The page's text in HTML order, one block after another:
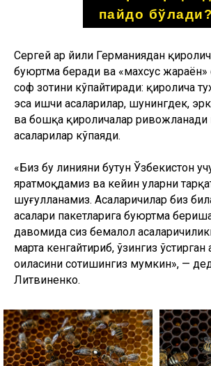
ва бошқа қироличалар ривожланади
асаларилар кўпаяди.
«Биз бу линияни бутун Ўзбекистон
яратмоқдамиз ва кейин уларни
шуғулланамиз. Асаларичилар биз
асалари пакетларига буюртма
давомида сиз бемалол
марта кенгайтириб, ўзингиз ўстирган
оиласини сотишингиз мумкин», —
Литвиненко.
Қиролича асалари – орқа томонида
оқ белгиси бор
Қора
эркак